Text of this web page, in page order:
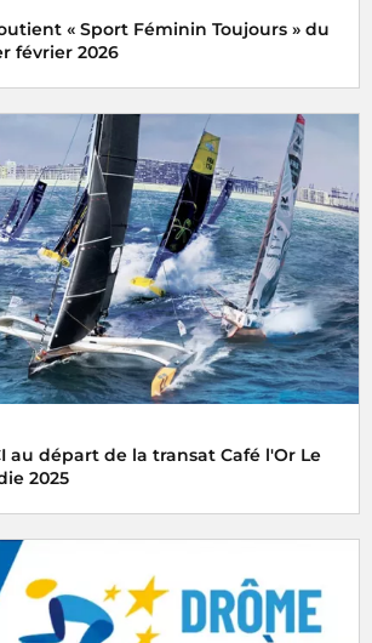
« Sport Féminin Toujours » du
février 2026
» du samedi 24 janvier au
2026, une opération organisée par
au départ de la transat Café l'Or Le
2025
partenaires média de la transat Café l'Or
vous embarquent pour un départ
2025 en direct